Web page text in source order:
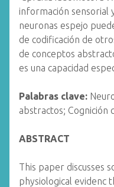
información sensorial
neuronas espejo
de codificación de
de conceptos
es una capacidad
Palabras clave:
abstractos; Cognición
ABSTRACT
This paper discusses
physiological evidenc